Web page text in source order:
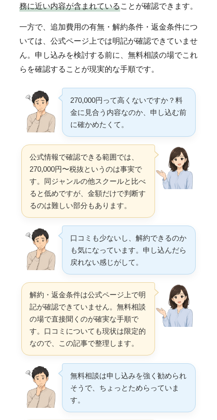
務に近い内容が含まれていることが確認できます。
一方で、追加費用の有無・解約条件・返金条件につ
いては、公式ページ上では明記が確認できていませ
ん。申し込みを検討する前に、無料相談の場でこれ
らを確認することが現実的な手順です。
270,000円って高くないですか？料
金に見合う内容なのか、申し込む前
に確かめたくて。
公式情報で確認できる範囲では、
270,000円〜税抜というのは事実で
す。同ジャンルの他スクールと比べ
ると低めですが、金額だけで判断す
るのは難しい部分もあります。
口コミも少ないし、解約できるのか
も気になっています。申し込んだら
戻れない感じがして。
解約・返金条件は公式ページ上で明
記が確認できていません。無料相談
の場で直接聞くのが確実な手順で
す。口コミについても現状は限定的
なので、この記事で整理します。
無料相談は申し込みを強く勧められ
そうで、ちょっとためらっていま
す。